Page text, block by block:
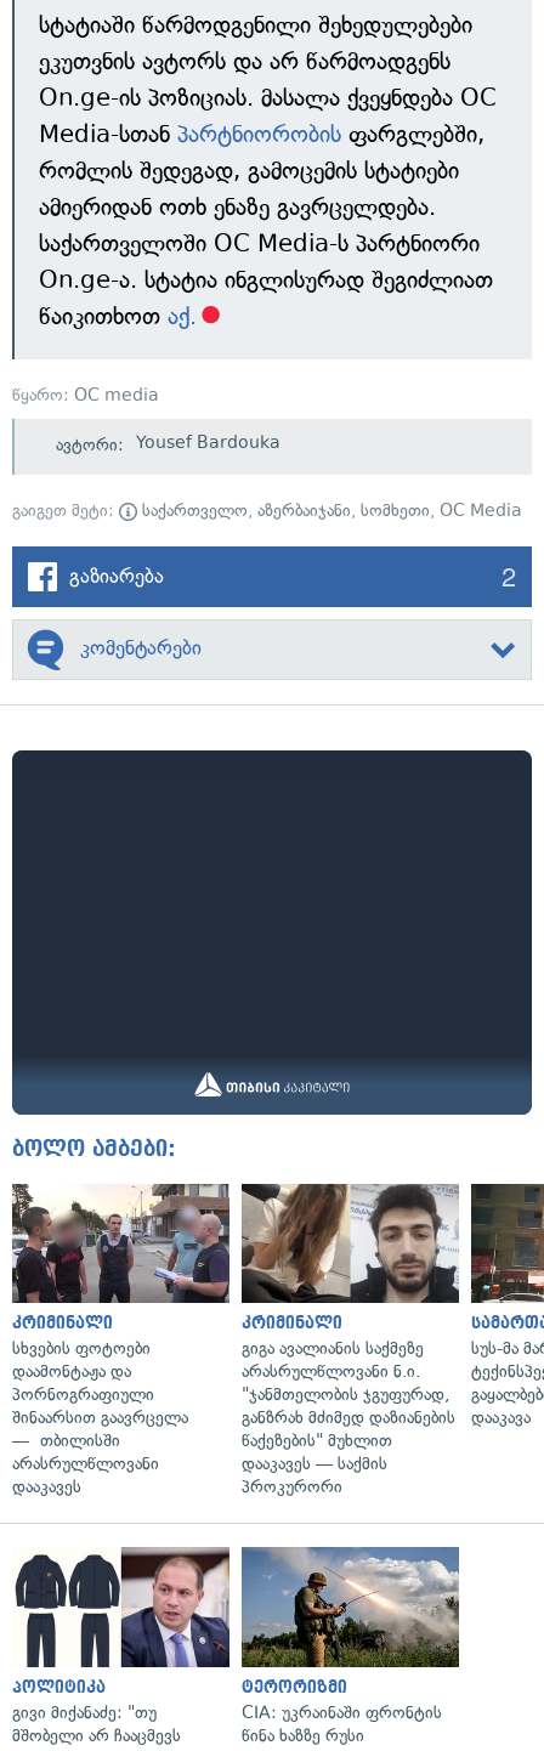
სტატიაში წარმოდგენილი შეხედულებები
ეკუთვნის ავტორს და არ წარმოადგენს
On.ge-ის პოზიციას. მასალა ქვეყნდება OC
Media-სთან პარტნიორობის ფარგლებში,
რომლის შედეგად, გამოცემის სტატიები
ამიერიდან ოთხ ენაზე გავრცელდება.
საქართველოში OC Media-ს პარტნიორი
On.ge-ა. სტატია ინგლისურად შეგიძლიათ
წაიკითხოთ აქ.
წყარო: OC media
ავტორი: Yousef Bardouka
გაიგეთ მეტი: საქართველო, აზერბაიჯანი, სომხეთი, OC Media
გაზიარება 2
კომენტარები
ბოლო ამბები:
კრიმინალი
სხვების ფოტოები
დაამონტაჟა და
პორნოგრაფიული
შინაარსით გაავრცელა
— თბილისში
არასრულწლოვანი
დააკავეს
კრიმინალი
გიგა ავალიანის საქმეზე
არასრულწლოვანი ნ.ი.
"ჯანმთელობის ჯგუფურად,
განზრახ მძიმედ დაზიანების
წაქეზების" მუხლით
დააკავეს — საქმის
პროკურორი
სუს-მა
დააკავა
პოლიტიკა
გივი მიქანაძე: "თუ
მშობელი არ ჩააცმევს
ტერორიზმი
CIA: უკრაინაში ფრონტის
წინა ხაზზე რუსი